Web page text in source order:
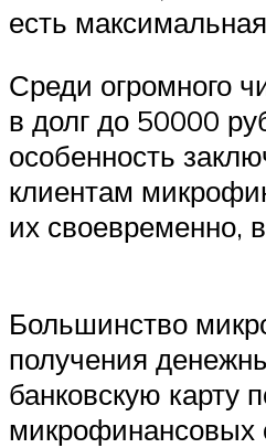
есть
Среди огромного
в долг до 50000
особенность
клиентам
их своевременно,
Большинство
получения
банковскую карту
микрофинансовых